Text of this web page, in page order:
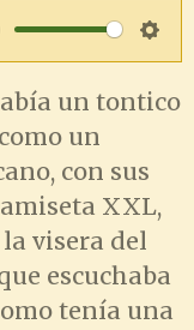
S
e
i
un tontico
un
con sus
XXL,
visera del
escuchaba
tenía una